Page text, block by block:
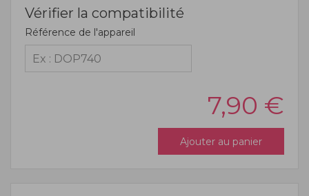
Vérifier la compatibilité
Référence de l'appareil
7,90 €
Ajouter au panier